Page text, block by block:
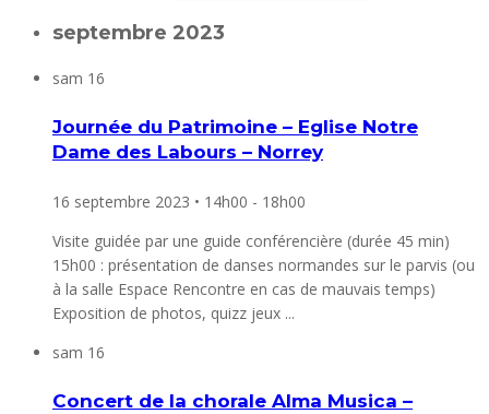
septembre 2023
sam 16
Journée du Patrimoine – Eglise Notre
Dame des Labours – Norrey
16 septembre 2023 • 14h00 - 18h00
Visite guidée par une guide conférencière (durée 45 min)
15h00 : présentation de danses normandes sur le parvis (ou
à la salle Espace Rencontre en cas de mauvais temps)
Exposition de photos, quizz jeux ...
sam 16
Concert de la chorale Alma Musica –